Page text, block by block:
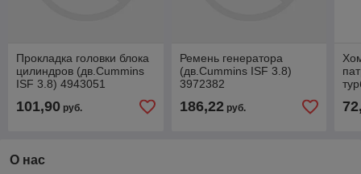
Прокладка головки блока
цилиндров (дв.Cummins
ISF 3.8) 4943051
101,90 руб.
Ремень генератора
(дв.Cummins ISF 3.8)
3972382
186,22руб.
О нас